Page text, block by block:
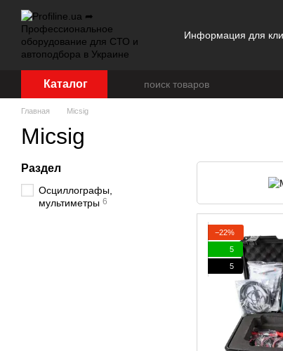
Перейти к основному контенту
Информация для
Каталог
Главная Micsig
Micsig
−22%
5
5
Раздел
Осциллографы,
мультиметры 6